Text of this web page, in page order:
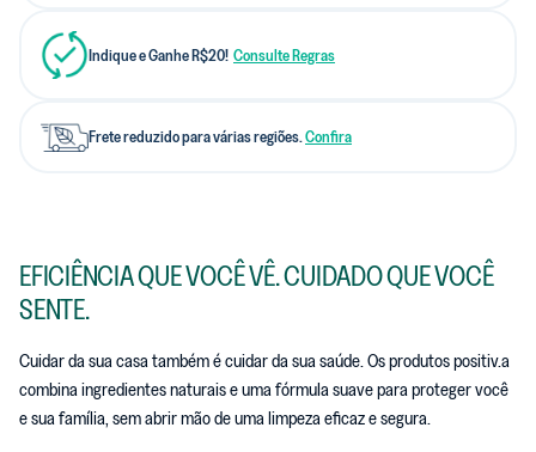
Indique e Ganhe R$20! Consulte Regras
Frete reduzido para várias regiões.Confira
EFICIÊNCIA QUE VOCÊ VÊ. CUIDADO QUE VOCÊ
SENTE.
Cuidar da sua casa também é cuidar da sua saúde. Os produtos positiv.a
combina ingredientes naturais e uma fórmula suave para proteger você
e sua família, sem abrir mão de uma limpeza eficaz e segura.